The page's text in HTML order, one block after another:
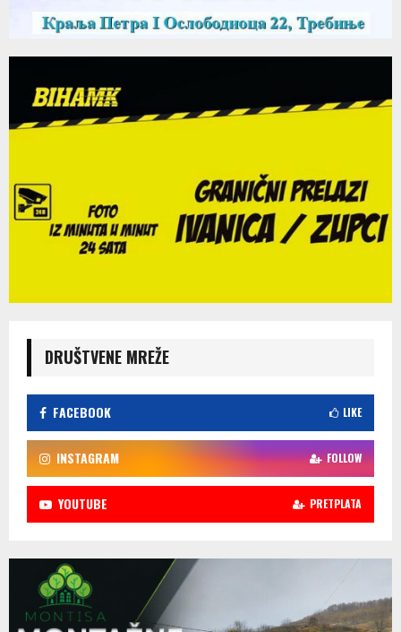
DRUŠTVENE MREŽE
FACEBOOK LIKE
INSTAGRAM FOLLOW
YOUTUBE PRETPLATA